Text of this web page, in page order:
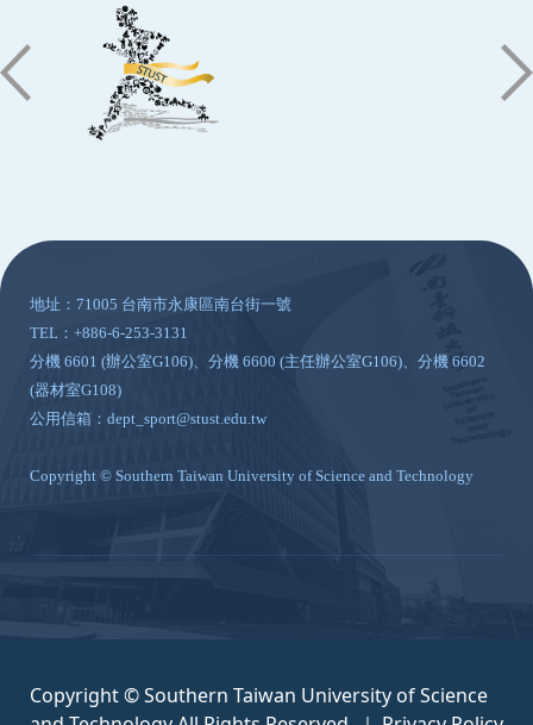
地址：71005 台南市永康區南台街一號
TEL：+886-6-253-3131
分機 6601 (辦公室G106)、分機 6600 (主任辦公室G106)、分機 6602
(器材室G108)
公用信箱：dept_sport@stust.edu.tw
Copyright © Southern Taiwan University of Science and Technology
Copyright © Southern Taiwan University of Science